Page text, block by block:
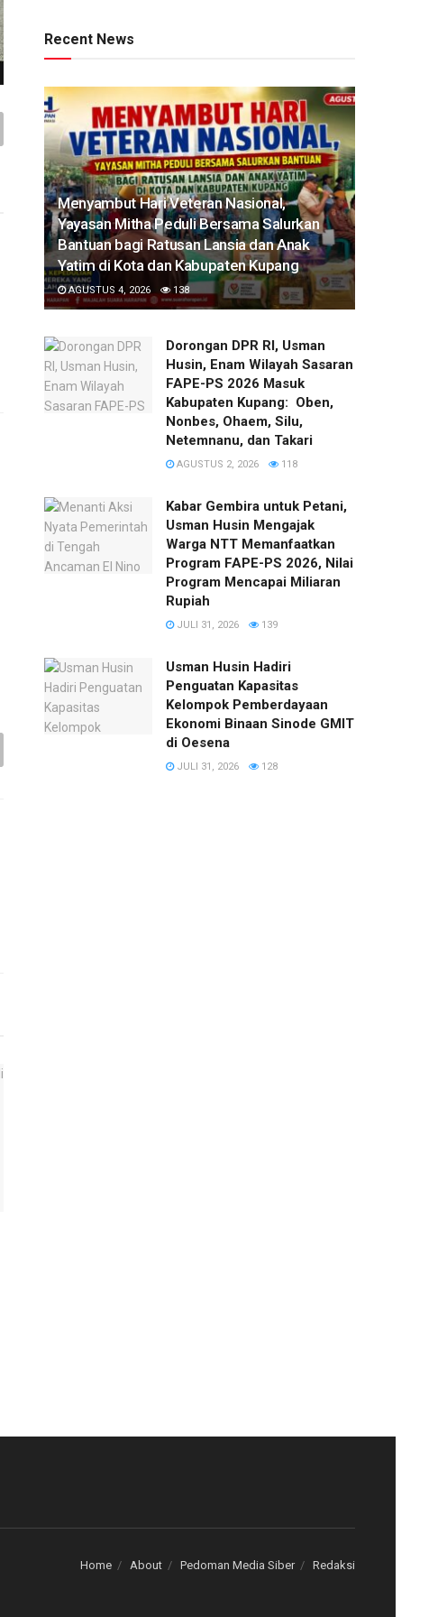
Recent News
​Menyambut Hari Veteran Nasional,
Yayasan Mitha Peduli Bersama Salurkan
Bantuan bagi Ratusan Lansia dan Anak
Yatim di Kota dan Kabupaten Kupang
AGUSTUS 4, 2026 138
Dorongan DPR RI, Usman
Husin, Enam Wilayah Sasaran
FAPE-PS 2026 Masuk
Kabupaten Kupang: Oben,
Nonbes, Ohaem, Silu,
Netemnanu, dan Takari
AGUSTUS 2, 2026 118
Kabar Gembira untuk Petani,
Usman Husin Mengajak
Warga NTT Memanfaatkan
Program FAPE-PS 2026, Nilai
Program Mencapai Miliaran
Rupiah
JULI 31, 2026 139
​Usman Husin Hadiri
Penguatan Kapasitas
Kelompok Pemberdayaan
Ekonomi Binaan Sinode GMIT
di Oesena
JULI 31, 2026 128
Home About Pedoman Media Siber Redaksi